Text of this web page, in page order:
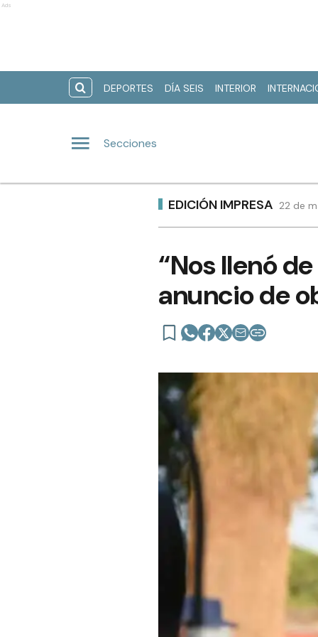
Ads
DEPORTES DÍA SEIS INTERIOR
Secciones
EDICIÓN IMPRESA 22 de
“Nos llenó
anuncio de